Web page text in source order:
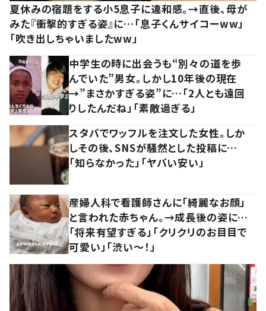
夏休みの宿題をする小5息子に違和感。→直後、母が
みた『衝撃的すぎる姿』に…「息子くんサイコーww」
「吹き出しちゃいましたww」
中学生の時に出会うも“別々の道を歩
んでいた”男女。しかし10年後の現在
→”まさかすぎる姿”に…「2人とも遠回
りしたんだね」「素敵過ぎる」
スタバでワッフルを注文した女性。しか
しその後、SNSが騒然とした投稿に…
「知らなかった」「ヤバい安い」
産婦人科で看護師さんに「綺麗なお顔」
と言われた赤ちゃん。→成長後の姿に…
「将来有望すぎる」「クリクリのお目目で
可愛い」「渋い～！」